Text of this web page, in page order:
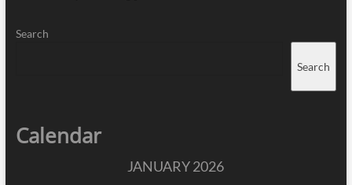
Search
Search
Calendar
JANUARY 2026